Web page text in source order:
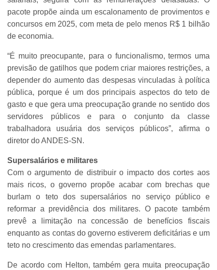
pacote propõe ainda um escalonamento de provimentos e
concursos em 2025, com meta de pelo menos R$ 1 bilhão
de economia.
“É muito preocupante, para o funcionalismo, termos uma
previsão de gatilhos que podem criar maiores restrições, a
depender do aumento das despesas vinculadas à política
pública, porque é um dos principais aspectos do teto de
gasto e que gera uma preocupação grande no sentido dos
servidores públicos e para o conjunto da classe
trabalhadora usuária dos serviços públicos”, afirma o
diretor do ANDES-SN.
Supersalários e militares
Com o argumento de distribuir o impacto dos cortes aos
mais ricos, o governo propõe acabar com brechas que
burlam o teto dos supersalários no serviço público e
reformar a previdência dos militares. O pacote também
prevê a limitação na concessão de benefícios fiscais
enquanto as contas do governo estiverem deficitárias e um
teto no crescimento das emendas parlamentares.
De acordo com Helton, também gera muita preocupação